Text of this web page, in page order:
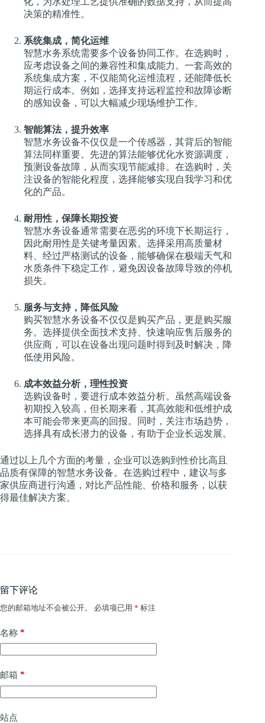
决策的精准性。
系统集成，简化运维
智慧水务系统需要多个设备协同工作。在选购时，
应考虑设备之间的兼容性和集成能力。一套高效的
系统集成方案，不仅能简化运维流程，还能降低长
期运行成本。例如，选择支持远程监控和故障诊断
的感知设备，可以大幅减少现场维护工作。
智能算法，提升效率
智慧水务设备不仅仅是一个传感器，其背后的智能
算法同样重要。先进的算法能够优化水资源调度，
预测设备故障，从而实现节能减排。在选购时，关
注设备的智能化程度，选择能够实现自我学习和优
化的产品。
耐用性，保障长期投资
智慧水务设备通常需要在恶劣的环境下长期运行，
因此耐用性是关键考量因素。选择采用高质量材
料、经过严格测试的设备，能够确保在极端天气和
水质条件下稳定工作，避免因设备故障导致的停机
损失。
服务与支持，降低风险
购买智慧水务设备不仅仅是购买产品，更是购买服
务。选择提供全面技术支持、快速响应售后服务的
供应商，可以在设备出现问题时得到及时解决，降
低使用风险。
成本效益分析，理性投资
选购设备时，要进行成本效益分析。虽然高端设备
初期投入较高，但长期来看，其高效能和低维护成
本可能会带来更高的回报。同时，关注市场趋势，
选择具有成长潜力的设备，有助于企业长远发展。
通过以上几个方面的考量，企业可以选购到性价比高且
品质有保障的智慧水务设备。在选购过程中，建议与多
家供应商进行沟通，对比产品性能、价格和服务，以获
得最佳解决方案。
留下评论
您的邮箱地址不会被公开。 必填项已用 * 标注
名称 *
邮箱 *
站点